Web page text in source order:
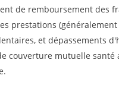
de remboursement des
prestations
et dépassements
couverture mutuelle santé